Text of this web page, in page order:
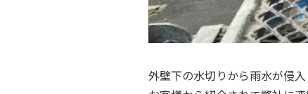
外壁下の水切りから雨水が侵